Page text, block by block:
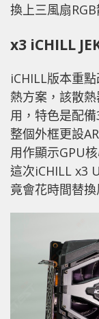
換上三風扇RGB
x3 iCHILL
iCHILL版本重
熱方案，該散
用，特色是配
整個外框更設
用作顯示GPU
這次iCHILL x3
竟會花時間替